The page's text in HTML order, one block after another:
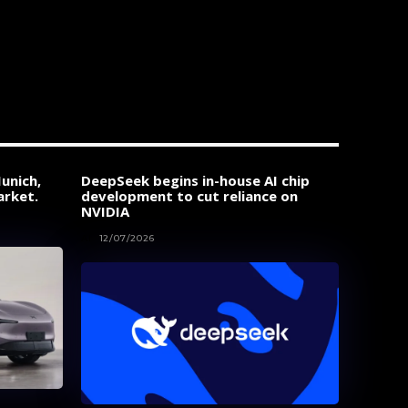
DeepSeek begins in-house AI chip
development to cut reliance on
NVIDIA
12/07/2026